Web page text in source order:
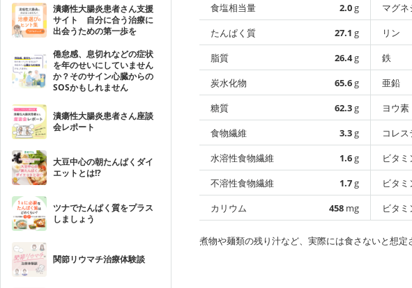
潰瘍性大腸炎患者さん支援
サイト 自分に合う治療に
出会うための第一歩を
倦怠感、息切れなどの症状
を年のせいにしていません
か？そのサイン心臓からの
SOSかもしれません
潰瘍性大腸炎患者さん座談
会レポート
大豆中心の朝たんぱくダイ
エットとは!?
ツナでたんぱく質をプラス
しましょう
関節リウマチ治療体験談
食塩相当量
2.0g
たんぱく質
27.1 g
脂質
26.4g
炭水化物
65.6g
糖質
62.3g
食物繊維
3.3g
水溶性食物繊維
1.6g
不溶性食物繊維
1.7g
カリウム
458 mg
マグネ
リン
鉄
亜鉛
ヨウ素
コレ
ビタミ
ビタミ
ビタミ
煮物や麺類の残り汁など、実際には食さないと想定